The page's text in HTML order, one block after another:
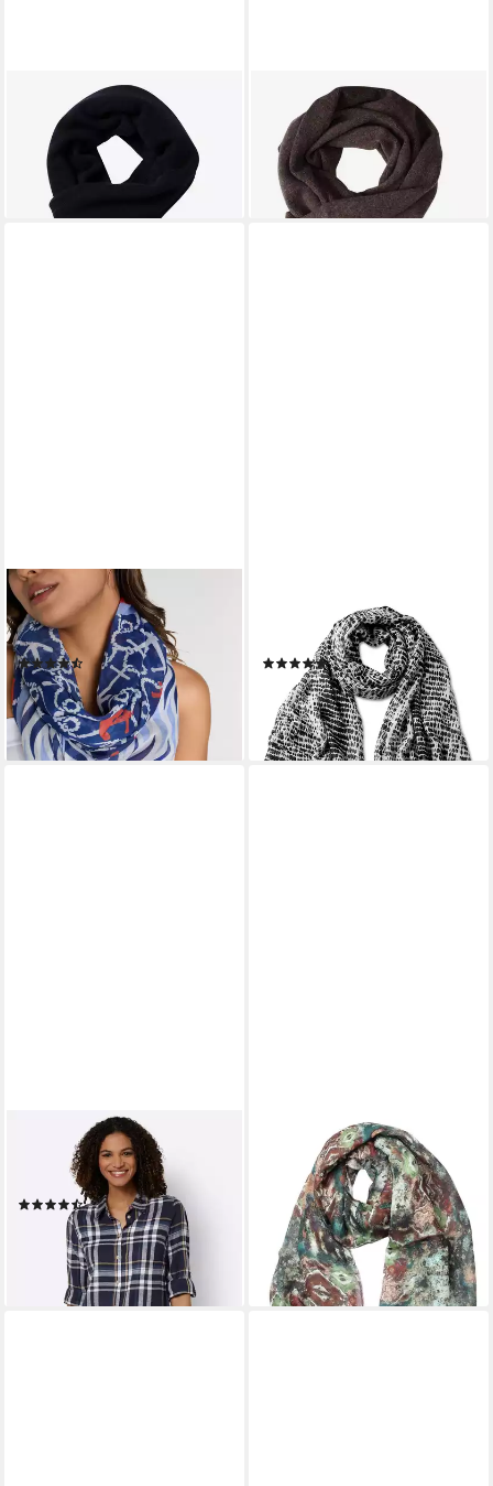
49,95 €
leider ausverkauft
Schal
39,96 € UVP49,95 €
-20%
lieferbar - in 4-5 Werktagen bei dir
LAURA SCOTT
Loop, Sommer Schal im
maritimen Design
(11)
20,99 € UVP25,99 €
-19%
lieferbar - in 1-2 Werktagen bei dir
Modeschal Vasca, (1-St), mit
vielen kleinen Farbkleckse
(5)
29,99 €
lieferbar - in 2-3 Werktagen bei dir
Klassische Bluse Flanell-Bluse
Langarm
(23)
ab 29,99 €
lieferbar - in 3-4 Werktagen bei dir
COLLEZIONE ALESSANDRO
Modeschal Marrone, (1-St),
aus Naturmaterial, Made in
54,99 €
lieferbar - in 2-3 Werktagen bei dir